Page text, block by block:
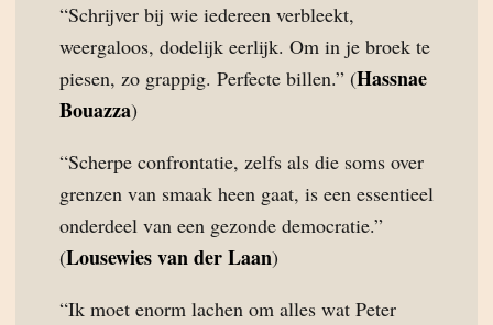
“Schrijver bij wie iedereen verbleekt,
weergaloos, dodelijk eerlijk. Om in je broek te
piesen, zo grappig. Perfecte billen.” (Hassnae
Bouazza)
“Scherpe confrontatie, zelfs als die soms over
grenzen van smaak heen gaat, is een essentieel
onderdeel van een gezonde democratie.”
(Lousewies van der Laan)
“Ik moet enorm lachen om alles wat Peter